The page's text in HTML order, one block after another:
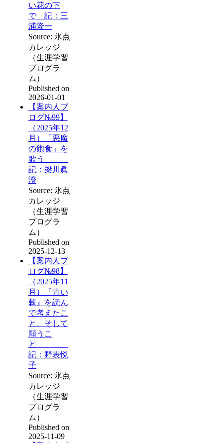
い花の下
で 記：三
浦隆一
Source: 氷点
カレッジ
（生涯学習
プログラ
ム）
Published on
2026-01-01
【案内人ブ
ログ№99】
（2025年12
月）「悪魔
の飽食」を
歌う
記：梁川眞
澄
Source: 氷点
カレッジ
（生涯学習
プログラ
ム）
Published on
2025-12-13
【案内人ブ
ログ№98】
（2025年11
月）『青い
棘』を読ん
で考えたこ
と、そして
願うこ
と
記：野表悦
子
Source: 氷点
カレッジ
（生涯学習
プログラ
ム）
Published on
2025-11-09